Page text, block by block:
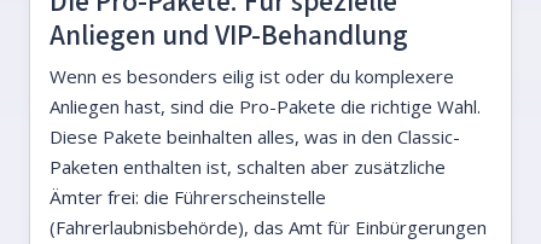
Anliegen und VIP-Behandlung
Wenn es besonders eilig ist oder du komplexere
Anliegen hast, sind die Pro-Pakete die richtige Wahl.
Diese Pakete beinhalten alles, was in den Classic-
Paketen enthalten ist, schalten aber zusätzliche
Ämter frei: die Führerscheinstelle
(Fahrerlaubnisbehörde), das Amt für Einbürgerungen